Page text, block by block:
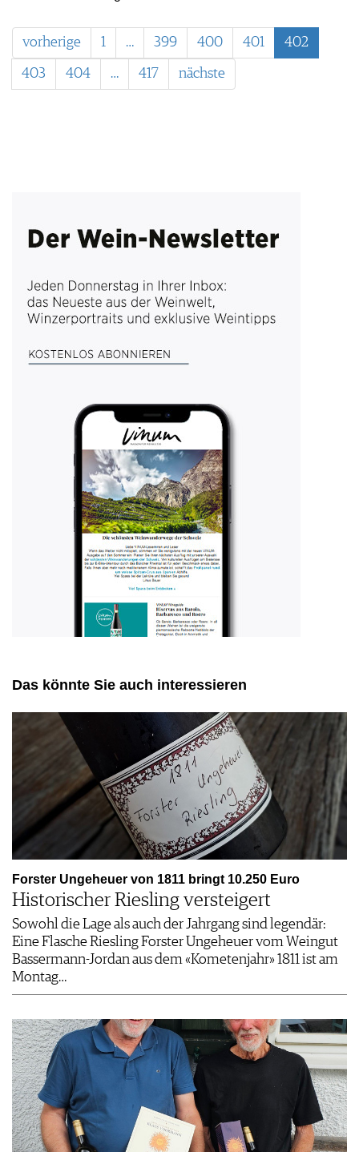
vorherige 1 … 399 400 401 402
403 404 … 417 nächste
Das könnte Sie auch interessieren
Forster Ungeheuer von 1811 bringt 10.250 Euro
Historischer Riesling versteigert
Sowohl die Lage als auch der Jahrgang sind legendär:
Eine Flasche Riesling Forster Ungeheuer vom Weingut
Bassermann-Jordan aus dem «Kometenjahr» 1811 ist am
Montag…